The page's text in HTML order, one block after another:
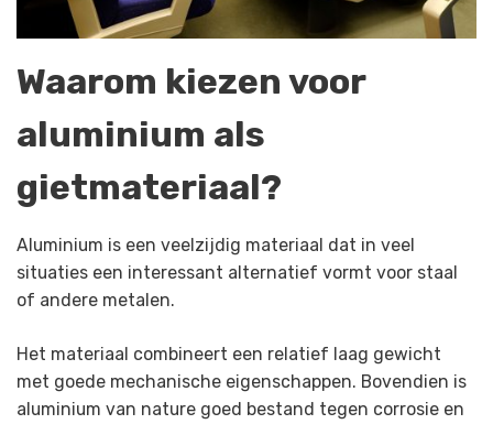
Waarom kiezen voor
aluminium als
gietmateriaal?
Aluminium is een veelzijdig materiaal dat in veel
situaties een interessant alternatief vormt voor staal
of andere metalen.
Het materiaal combineert een relatief laag gewicht
met goede mechanische eigenschappen. Bovendien is
aluminium van nature goed bestand tegen corrosie en